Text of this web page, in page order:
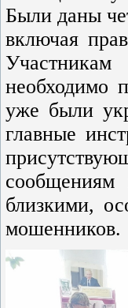
Были даны
включая
Участникам
необходимо
уже были
главные
близкими,
мошенников.